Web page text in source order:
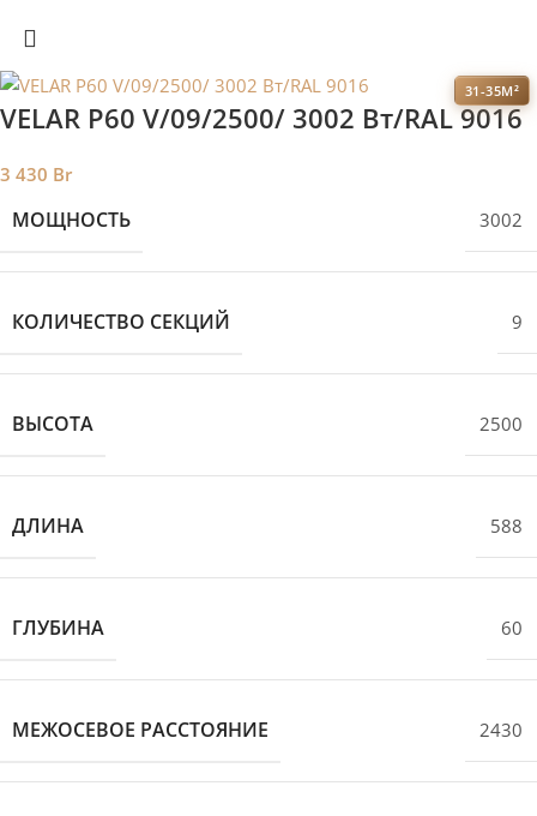
31-35М²
VELAR P60 V/09/2500/ 3002 Bт/RAL 9016
3 430 Br
МОЩНОСТЬ 3002
КОЛИЧЕСТВО СЕКЦИЙ 9
ВЫСОТА 2500
ДЛИНА 588
ГЛУБИНА 60
МЕЖОСЕВОЕ РАССТОЯНИЕ 2430